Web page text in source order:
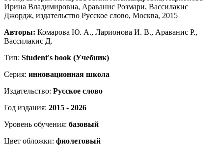
Авторы: Комарова Ю. А., Ларионова И. В., Араванис Р.,
Вассилакис Д.
Тип: Student's book (Учебник)
Серия: инновационная школа
Издательство: Русское слово
Год издания: 2015 - 2026
Уровень обучения: базовый
Цвет обложки: фиолетовый